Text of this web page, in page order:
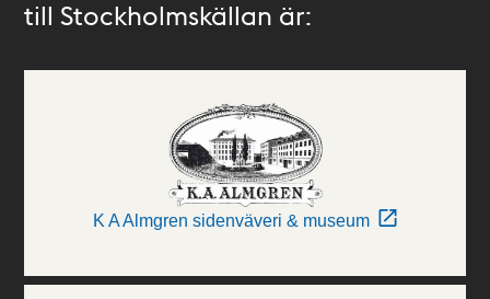
till Stockholmskällan är:
K A Almgren sidenväveri & museum